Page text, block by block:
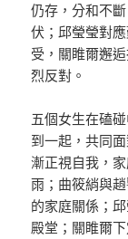
仍存，分和不
伏；邱瑩瑩對
受，關睢爾邂
烈反對。
五個女生在磕
到一起，共同
漸正視自我，
雨；曲筱綃與
的家庭關係；
殿堂；關睢爾